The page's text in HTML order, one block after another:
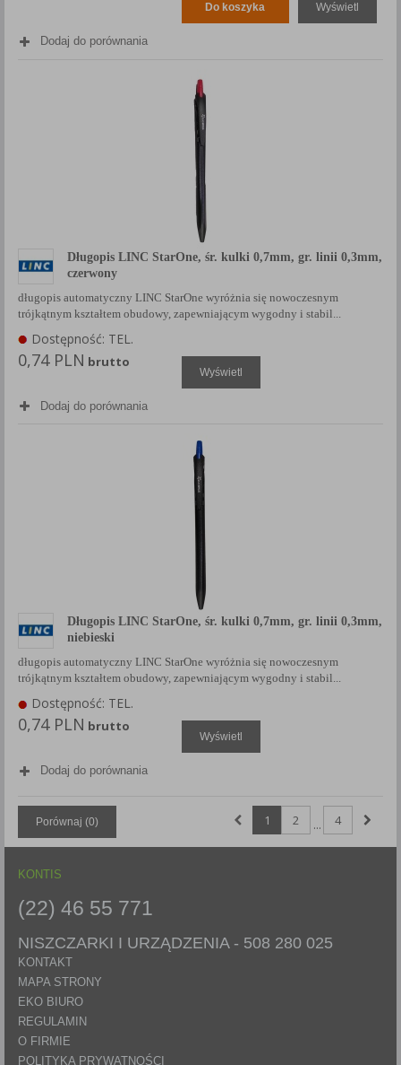
Do koszyka Wyświetl
Dodaj do porównania
Długopis LINC StarOne, śr. kulki 0,7mm, gr. linii 0,3mm,
czerwony
długopis automatyczny LINC StarOne wyróżnia się nowoczesnym
trójkątnym kształtem obudowy, zapewniającym wygodny i stabil...
Dostępność: TEL.
0,74 PLN brutto
Wyświetl
Dodaj do porównania
Długopis LINC StarOne, śr. kulki 0,7mm, gr. linii 0,3mm,
niebieski
długopis automatyczny LINC StarOne wyróżnia się nowoczesnym
trójkątnym kształtem obudowy, zapewniającym wygodny i stabil...
Dostępność: TEL.
0,74 PLN brutto
Wyświetl
Dodaj do porównania
Porównaj (0) 1 2 ... 4
KONTIS
(22) 46 55 771
NISZCZARKI I URZĄDZENIA - 508 280 025
KONTAKT
MAPA STRONY
EKO BIURO
REGULAMIN
O FIRMIE
POLITYKA PRYWATNOŚCI